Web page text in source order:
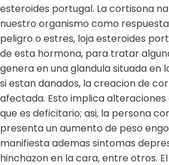
esteroides portugal. La cortisona
nuestro organismo como
peligro o estres, loja esteroides
de esta hormona, para tratar
genera en una glandula situada en
si estan danados, la creacion de
afectada. Esto implica
que es deficitario; asi, la persona
presenta un aumento de peso
manifiesta ademas sintomas
hinchazon en la cara, entre otros.